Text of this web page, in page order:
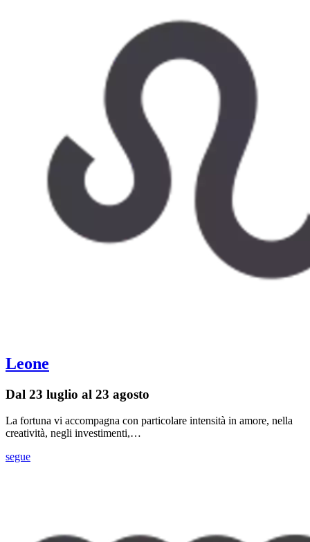
Leone
Dal 23 luglio al 23 agosto
La fortuna vi accompagna con particolare intensità in amore, nella
creatività, negli investimenti,…
segue